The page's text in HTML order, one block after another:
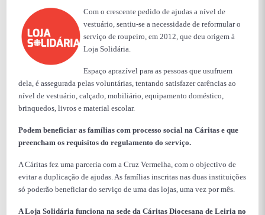
Com o crescente pedido de ajudas a nível de
vestuário, sentiu-se a necessidade de reformular o
serviço de roupeiro, em 2012, que deu origem à
Loja Solidária.
Espaço aprazível para as pessoas que usufruem
dela, é assegurada pelas voluntárias, tentando satisfazer carências ao
nível de vestuário, calçado, mobiliário, equipamento doméstico,
brinquedos, livros e material escolar.
Podem beneficiar as famílias com processo social na Cáritas e que
preencham os requisitos do regulamento do serviço.
A Cáritas fez uma parceria com a Cruz Vermelha, com o objectivo de
evitar a duplicação de ajudas. As famílias inscritas nas duas instituições
só poderão beneficiar do serviço de uma das lojas, uma vez por mês.
A Loja Solidária funciona na sede da Cáritas Diocesana de Leiria no